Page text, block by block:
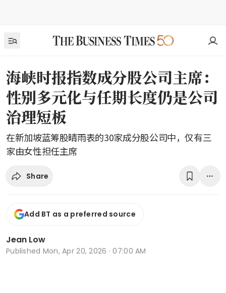
海峡时报指数成分股公司主席：
性别多元化与任期长度仍是公司
治理短板
在新加坡蓝筹股晴雨表的30家成分股公司中，仅有三
家由女性担任主席
Share
Add BT as a preferred source
Jean Low
Published Mon, Apr 20, 2026 · 07:00 AM